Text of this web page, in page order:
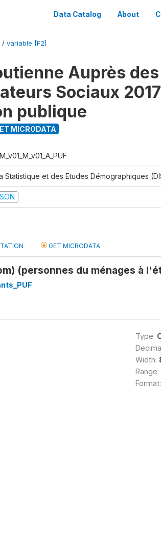
Data Catalog About
/ variable [F2]
Auprès
Sociaux
publique
MICRODATA
Statistique et des Etudes Démographiques
GET MICRODATA
(personnes du ménages à
Type:
Width:
Range:
Format: